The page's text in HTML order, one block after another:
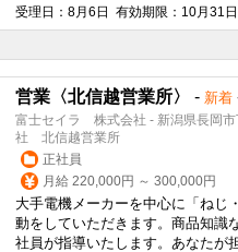
受理日：8月6日 有効期限：10月31日
営業〈北信越営業所〉 - 新着
富士セイラ 株式会社 - 新潟県長岡
社 北信越営業所
正社員
月給 220,000円 ～ 300,000円
大手電機メーカーを中心に「ねじ
動をしていただきます。商品知識
社員が指導いたします。あなたが